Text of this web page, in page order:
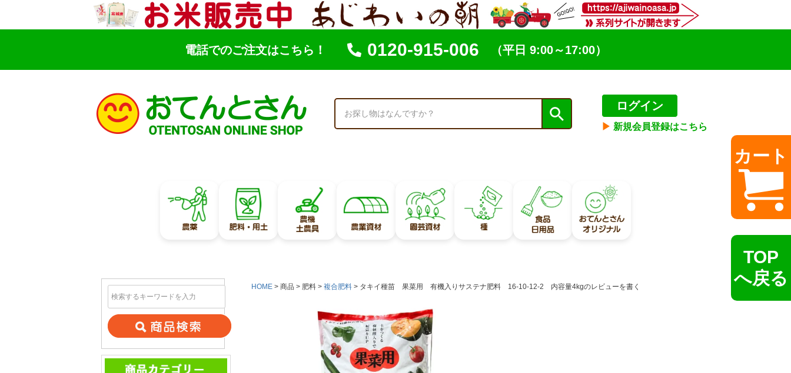
電話でのご注文はこちら！ 0120-915-006 （平日 9:00～17:00）
検索
ログイン
▶︎ 新規会員登録はこちら
カート
TOP
へ戻る
HOME 商品 肥料 複合肥料 タキイ種苗 果菜用 有機入りサステナ肥料 16-10-12-2 内容量4kgのレビューを書く